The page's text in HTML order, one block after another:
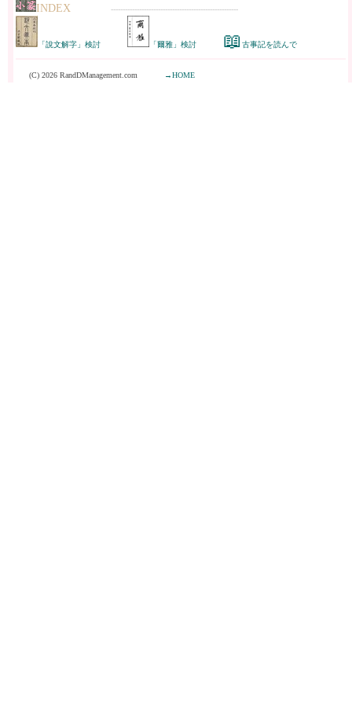
INDEX ------------------------------------------------------
「說文解字」検討 「爾雅」検討 📖 古事記を読んで
(C) 2026 RandDManagement.com →HOME